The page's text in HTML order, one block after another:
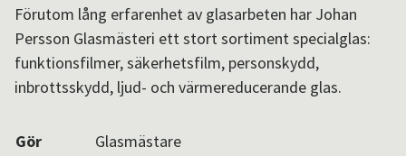
Förutom lång erfarenhet av glasarbeten har Johan
Persson Glasmästeri ett stort sortiment specialglas:
funktionsfilmer, säkerhetsfilm, personskydd,
inbrottsskydd, ljud- och värmereducerande glas.
Gör
Glasmästare